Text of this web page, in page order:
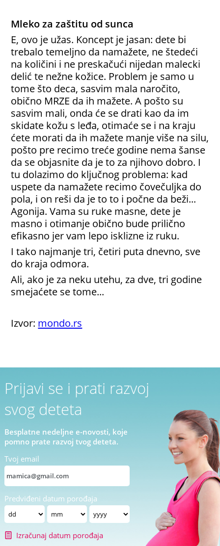
Mleko za zaštitu od sunca
E, ovo je užas. Koncept je jasan: dete bi
trebalo temeljno da namažete, ne štedeći
na količini i ne preskačući nijedan malecki
delić te nežne kožice. Problem je samo u
tome što deca, sasvim mala naročito,
obično MRZE da ih mažete. A pošto su
sasvim mali, onda će se drati kao da im
skidate kožu s leđa, otimaće se i na kraju
ćete morati da ih mažete manje više na silu,
pošto pre recimo treće godine nema šanse
da se objasnite da je to za njihovo dobro. I
tu dolazimo do ključnog problema: kad
uspete da namažete recimo čovečuljka do
pola, i on reši da je to to i počne da beži...
Agonija. Vama su ruke masne, dete je
masno i otimanje obično bude prilično
efikasno jer vam lepo isklizne iz ruku.
I tako najmanje tri, četiri puta dnevno, sve
do kraja odmora.
Ali, ako je za neku utehu, za dve, tri godine
smejaćete se tome...
Izvor: mondo.rs
Prijavi se i prati razvoj
svog deteta
Besplatne nedeljne e-novosti, koje
pomno prate razvoj tvog deteta.
Tvoj email
Predviđeni datum porođaja
Izračunaj datum porođaja